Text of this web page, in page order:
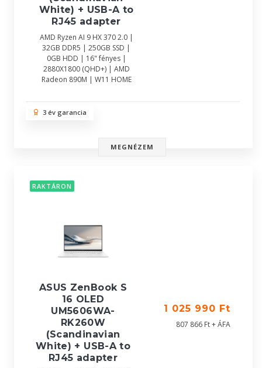
White) + USB-A to
RJ45 adapter
AMD Ryzen AI 9 HX 370 2.0 |
32GB DDR5 | 250GB SSD |
0GB HDD | 16" fényes |
2880X1800 (QHD+) | AMD
Radeon 890M | W11 HOME
3 év garancia
MEGNÉZEM
RAKTÁRON
ASUS ZenBook S
16 OLED
UM5606WA-
RK260W
(Scandinavian
White) + USB-A to
RJ45 adapter
1 025 990 Ft
807 866 Ft + ÁFA